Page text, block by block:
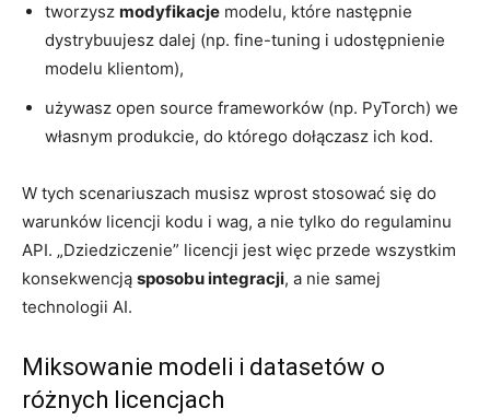
tworzysz modyfikacje modelu, które następnie
dystrybuujesz dalej (np. fine-tuning i udostępnienie
modelu klientom),
używasz open source frameworków (np. PyTorch) we
własnym produkcie, do którego dołączasz ich kod.
W tych scenariuszach musisz wprost stosować się do
warunków licencji kodu i wag, a nie tylko do regulaminu
API. „Dziedziczenie” licencji jest więc przede wszystkim
konsekwencją sposobu integracji, a nie samej
technologii AI.
Miksowanie modeli i datasetów o
różnych licencjach